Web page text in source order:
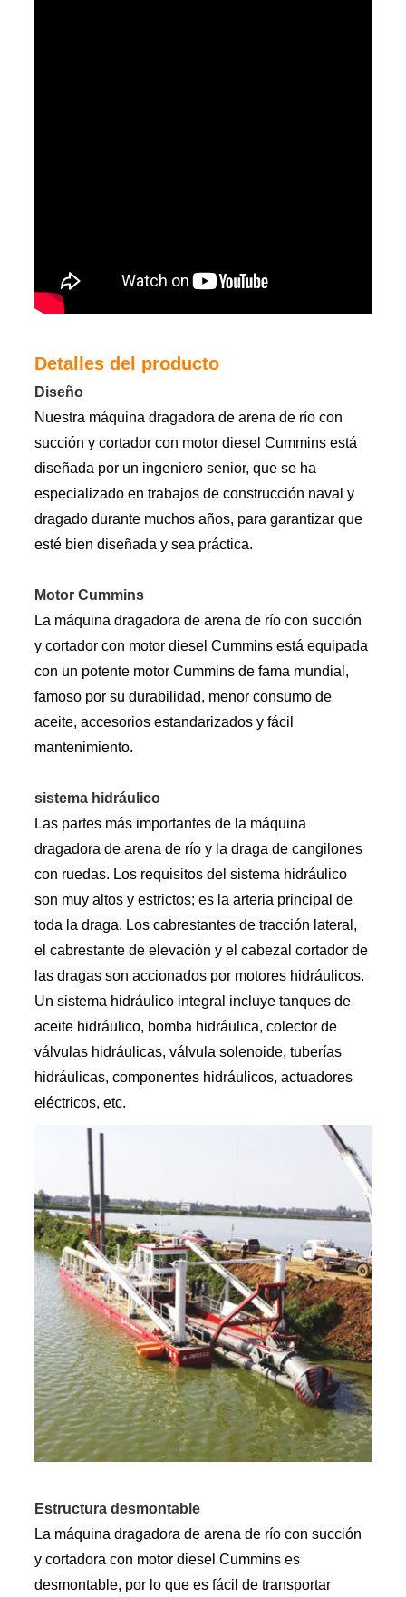
Detalles del producto
Diseño
Nuestra máquina dragadora de arena de río con
succión y cortador con motor diesel Cummins está
diseñada por un ingeniero senior, que se ha
especializado en trabajos de construcción naval y
dragado durante muchos años, para garantizar que
esté bien diseñada y sea práctica.
Motor Cummins
La máquina dragadora de arena de río con succión
y cortador con motor diesel Cummins está equipada
con un potente motor Cummins de fama mundial,
famoso por su durabilidad, menor consumo de
aceite, accesorios estandarizados y fácil
mantenimiento.
sistema hidráulico
Las partes más importantes de la máquina
dragadora de arena de río y la draga de cangilones
con ruedas. Los requisitos del sistema hidráulico
son muy altos y estrictos; es la arteria principal de
toda la draga. Los cabrestantes de tracción lateral,
el cabrestante de elevación y el cabezal cortador de
las dragas son accionados por motores hidráulicos.
Un sistema hidráulico integral incluye tanques de
aceite hidráulico, bomba hidráulica, colector de
válvulas hidráulicas, válvula solenoide, tuberías
hidráulicas, componentes hidráulicos, actuadores
eléctricos, etc.
Estructura desmontable
La máquina dragadora de arena de río con succión
y cortadora con motor diesel Cummins es
desmontable, por lo que es fácil de transportar